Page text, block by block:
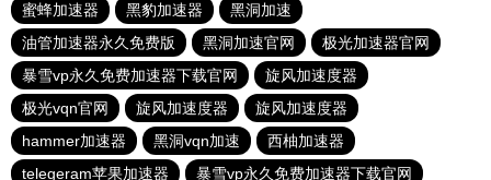
蜜蜂加速器
黑豹加速器
黑洞加速
油管加速器永久免费版
黑洞加速官网
极光加速器官网
暴雪vp永久免费加速器下载官网
旋风加速度器
极光vqn官网
旋风加速度器
旋风加速度器
hammer加速器
黑洞vqn加速
西柚加速器
telegeram苹果加速器
暴雪vp永久免费加速器下载官网